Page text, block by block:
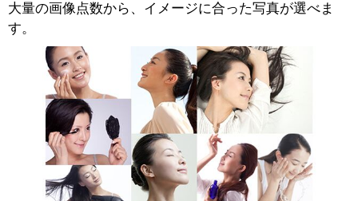
大量の画像点数から、イメージに合った写真が選べま
す。